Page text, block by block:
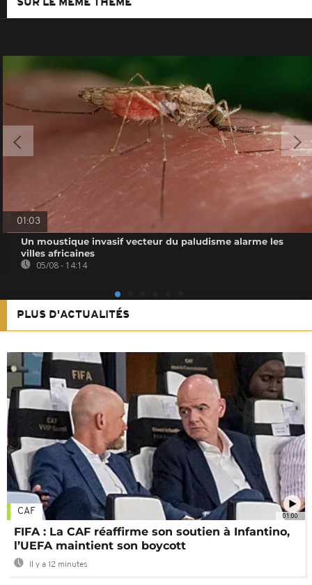
SUR LE MÊME THÈME
01:03
Un moustique invasif vecteur du paludisme alarme les
villes africaines
05/08 - 14:14
PLUS D'ACTUALITÉS
01:00
CAF
FIFA : La CAF réaffirme son soutien à Infantino,
l’UEFA maintient son boycott
Il y a 12 minutes